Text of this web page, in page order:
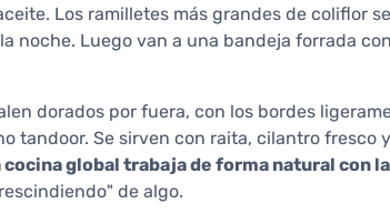
Los ramilletes más grandes de coliflor
noche. Luego van a una bandeja forrada
dorados por fuera, con los bordes
tandoor. Se sirven con raita, cilantro fresco
cocina global trabaja de forma natural con
de algo.